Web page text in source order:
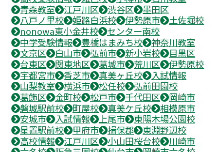
青森教室
江戸川区 渋谷区
墨田区
八戸ノ里校
姫路白浜校 伊勢原市
土佐堀校
nonowa東小金井校
センター南校
中学受験情報
豊橋はまみち校
神奈川教室
文京区
白山市 弘前市 新小岩校
目黒区
台東区
関東地区 葛城市 荒川区
伊勢原校
宇都宮市
香芝市 真美ヶ丘校
入試情報
山梨教室
横浜市 松任校
弘前田園校
葛飾区
金町校 松戸市 千代田区
岡崎市
磐城駅前校
町屋校 真美ケ丘校
相模原市
安城市
入試情報 上尾市
東陽木場公園校
星置駅前校
甲府市 揖保郡
東淵野辺校
高校情報
江戸川区 小山田桜台校
川崎市